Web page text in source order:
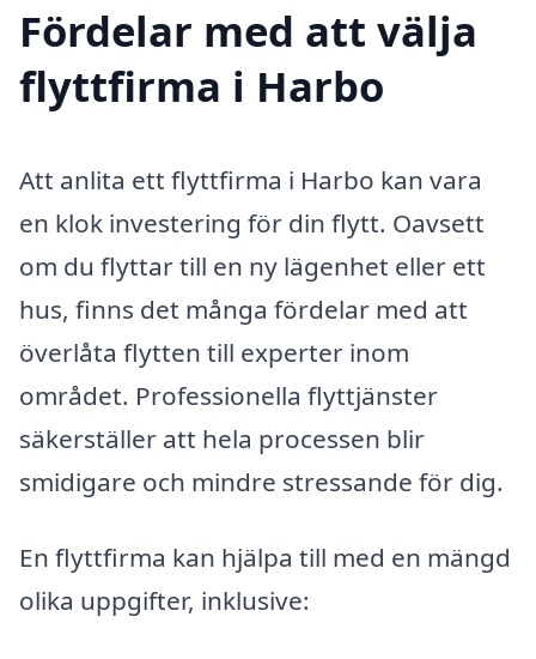
Fördelar med att välja
flyttfirma i Harbo
Att anlita ett flyttfirma i Harbo kan vara
en klok investering för din flytt. Oavsett
om du flyttar till en ny lägenhet eller ett
hus, finns det många fördelar med att
överlåta flytten till experter inom
området. Professionella flyttjänster
säkerställer att hela processen blir
smidigare och mindre stressande för dig.
En flyttfirma kan hjälpa till med en mängd
olika uppgifter, inklusive: